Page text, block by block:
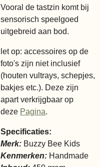
Vooral de tastzin komt bij
sensorisch speelgoed
uitgebreid aan bod.
let op: accessoires op de
foto's zijn niet inclusief
(houten vultrays, schepjes,
bakjes etc.). Deze zijn
apart verkrijgbaar op
deze Pagina.
Specificaties:
Merk: Buzzy Bee Kids
Kenmerken: Handmade